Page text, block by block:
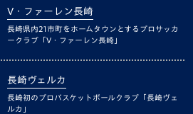
V・ファーレン長崎
長崎県内21市町をホームタウンとするプロサッカ
ークラブ「V・ファーレン長崎」
長崎ヴェルカ
長崎初のプロバスケットボールクラブ「長崎ヴェ
ルカ」